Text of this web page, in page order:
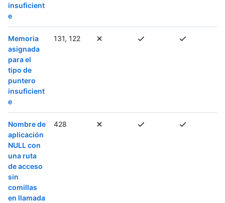
insuficient
e
Memoria
asignada
para el
tipo de
puntero
insuficient
e
131, 122
Nombre de
aplicación
NULL con
una ruta
de acceso
sin
comillas
en llamada
428